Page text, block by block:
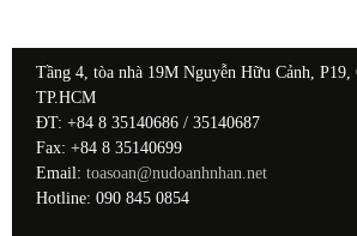
Tầng 4, tòa nhà 19M Nguyễn Hữu Cảnh, P19,
TP.HCM
ĐT: +84 8 35140686 / 35140687
Fax: +84 8 35140699
Email: toasoan@nudoanhnhan.net
Hotline: 090 845 0854